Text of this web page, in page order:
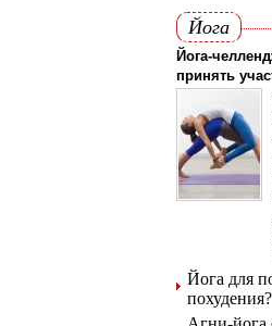
Йога
Йога-
принять
Йога для
похудения?